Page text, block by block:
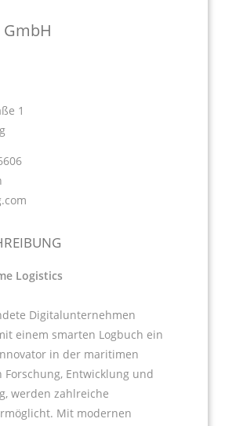
1
Logistics
Digitalunternehmen
einem smarten Logbuch ein
in der maritimen
Forschung, Entwicklung und
werden zahlreiche
Mit modernen